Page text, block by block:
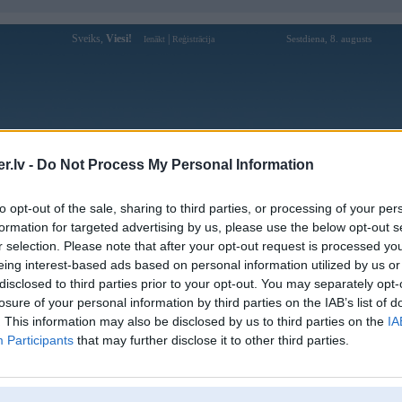
- Do Not Process My Personal Information
opt-out of the sale, sharing to third parties, or processing of your
for targeted advertising by us, please use the below opt-out
selection. Please note that after your opt-out request is processed
interest-based ads based on personal information utilized by us
to third parties prior to your opt-out. You may separately
of your personal information by third parties on the IAB’s list of
This information may also be disclosed by us to third parties on the
Participants that may further disclose it to other third parties.
Sveiks, Viesi! Ienākt Reģistrācija Sestdiena, 8. augusts
Forums Galerijas Reģistrācija Lietotāji
Lietotāja btr profils
Pēdējo reizi manīts: 11. Mar 2019, 20:22
Lietotājvārds:
btr
Pilsēta:
Rīga
Braucu ar:
318isport :aleluja: :aleluja:
Nodarbošanās:
iedziivotajs
Ziņojumi forumā:
335